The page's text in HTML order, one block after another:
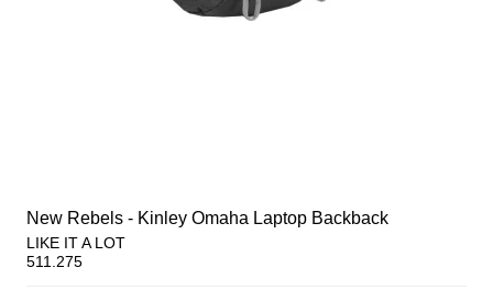
New Rebels - Kinley Omaha Laptop Backback
LIKE IT A LOT
511.275